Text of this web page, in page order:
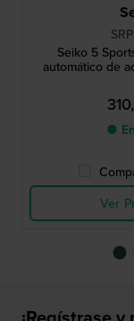
Seiko 5
automático de
●
Ver